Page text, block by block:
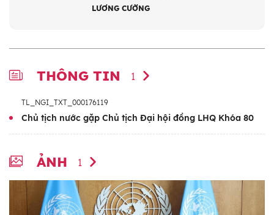
LƯƠNG CƯỜNG
THÔNG TIN 1
TL_NGI_TXT_000176119
Chủ tịch nước gặp Chủ tịch Đại hội đồng LHQ Khóa 80
ẢNH 1